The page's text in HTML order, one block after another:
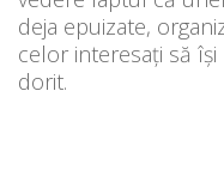
deja epuizate,
celor interesați să
dorit.